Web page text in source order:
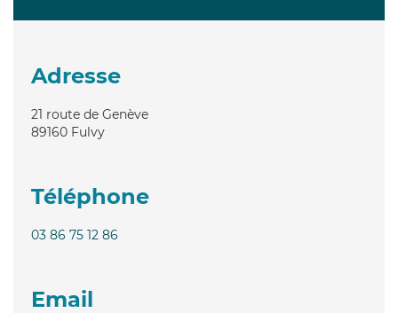
Adresse
21 route de Genève
89160 Fulvy
Téléphone
03 86 75 12 86
Email